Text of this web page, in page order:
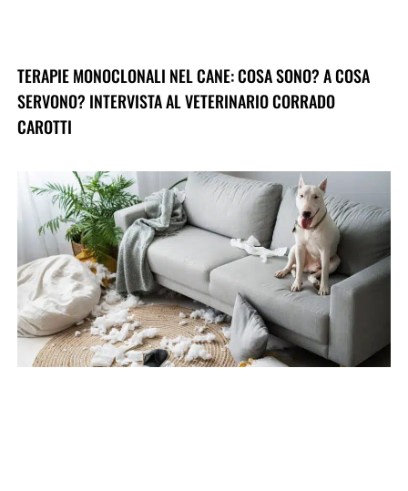
TERAPIE MONOCLONALI NEL CANE: COSA SONO? A COSA
SERVONO? INTERVISTA AL VETERINARIO CORRADO
CAROTTI